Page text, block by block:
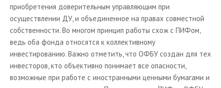
приобретения доверительным управляющим при
осуществлении ДУ, и объединенное на правах совместной
собственности. Во многом принцип работы схож с ПИФом,
ведь оба фонда относятся к коллективному
инвестированию. Важно отметить, что ОФБУ создан для тех
инвесторов, кто объективно понимает все опасности,
возможные при работе с иностранными ценными бумагами и